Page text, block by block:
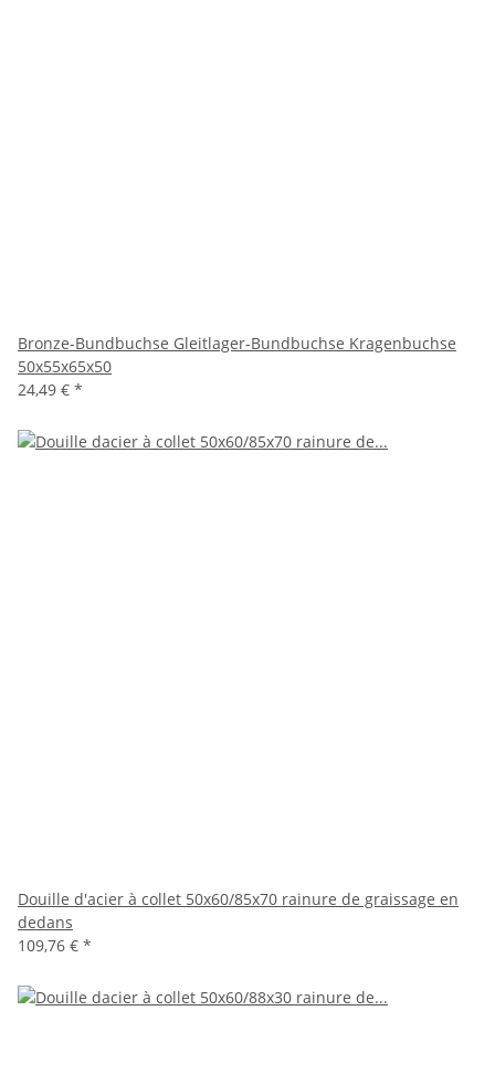
Bronze-Bundbuchse Gleitlager-Bundbuchse Kragenbuchse
50x55x65x50
24,49 € *
Douille d'acier à collet 50x60/85x70 rainure de graissage en
dedans
109,76 € *